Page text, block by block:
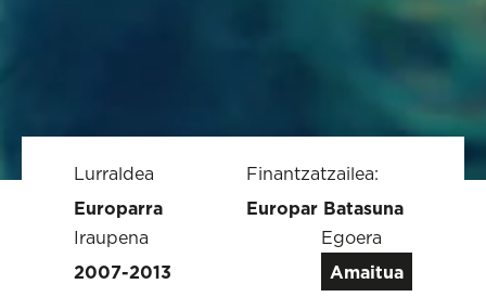
Lurraldea
Europarra
Finantzatzailea:
Europar Batasuna
Iraupena
2007-2013
Egoera
Amaitua